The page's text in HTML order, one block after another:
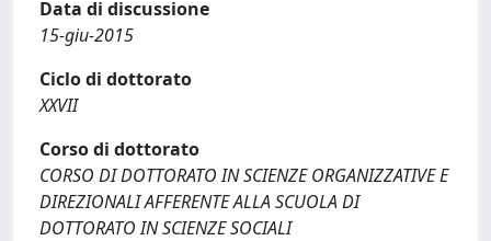
Data di discussione
15-giu-2015
Ciclo di dottorato
XXVII
Corso di dottorato
CORSO DI DOTTORATO IN SCIENZE ORGANIZZATIVE E
DIREZIONALI AFFERENTE ALLA SCUOLA DI
DOTTORATO IN SCIENZE SOCIALI